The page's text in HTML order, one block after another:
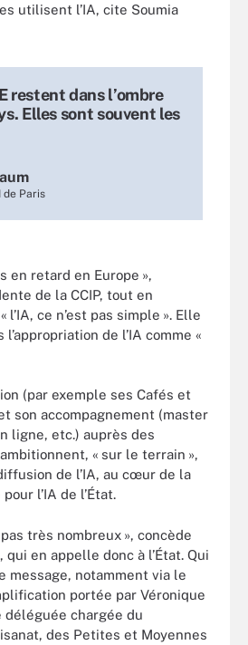
utilisent l’IA, cite Soumia
restent dans l’ombre
Elles sont souvent les
de Paris
en retard en Europe »,
de la CCIP, tout en
l’IA, ce n’est pas simple ». Elle
l’appropriation de l’IA comme «
(par exemple ses Cafés et
son accompagnement (master
ligne, etc.) auprès des
« sur le terrain »,
de l’IA, au cœur de la
l’IA de l’État.
très nombreux », concède
qui en appelle donc à l’État. Qui
message, notamment via le
portée par Véronique
déléguée chargée du
des Petites et Moyennes